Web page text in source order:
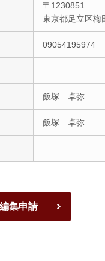
〒1230851
東京都足立区
09054195974
飯塚 卓弥
飯塚 卓弥
編集申請